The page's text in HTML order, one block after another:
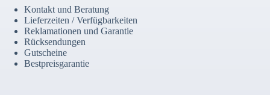
der
Produktseite
gewählt
werden
Kontakt und Beratung
Lieferzeiten / Verfügbarkeiten
Reklamationen und Garantie
Rücksendungen
Gutscheine
Bestpreisgarantie